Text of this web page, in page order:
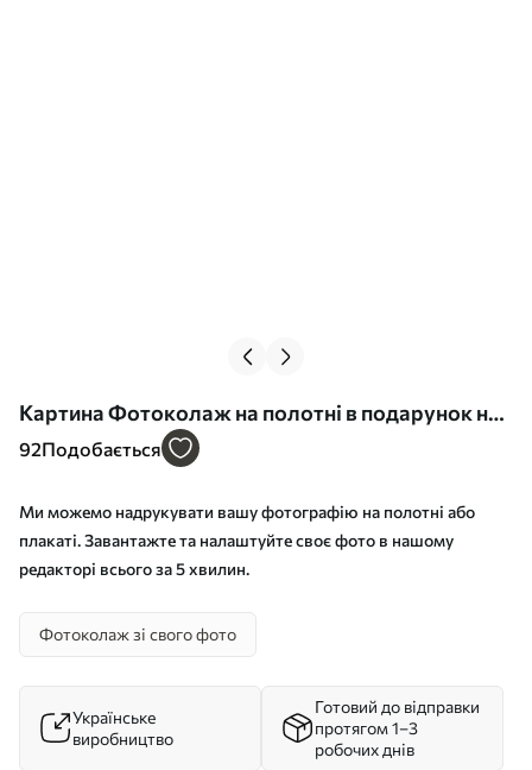
Картина Фотоколаж на полотні в подарунок на
ювілей Арт. s42677
92Подобається
Ми можемо надрукувати вашу фотографію на полотні або
плакаті. Завантажте та налаштуйте своє фото в нашому
редакторі всього за 5 хвилин.
Фотоколаж зі свого фото
Українське
виробництво
Готовий до відправки
протягом 1–3
робочих днів